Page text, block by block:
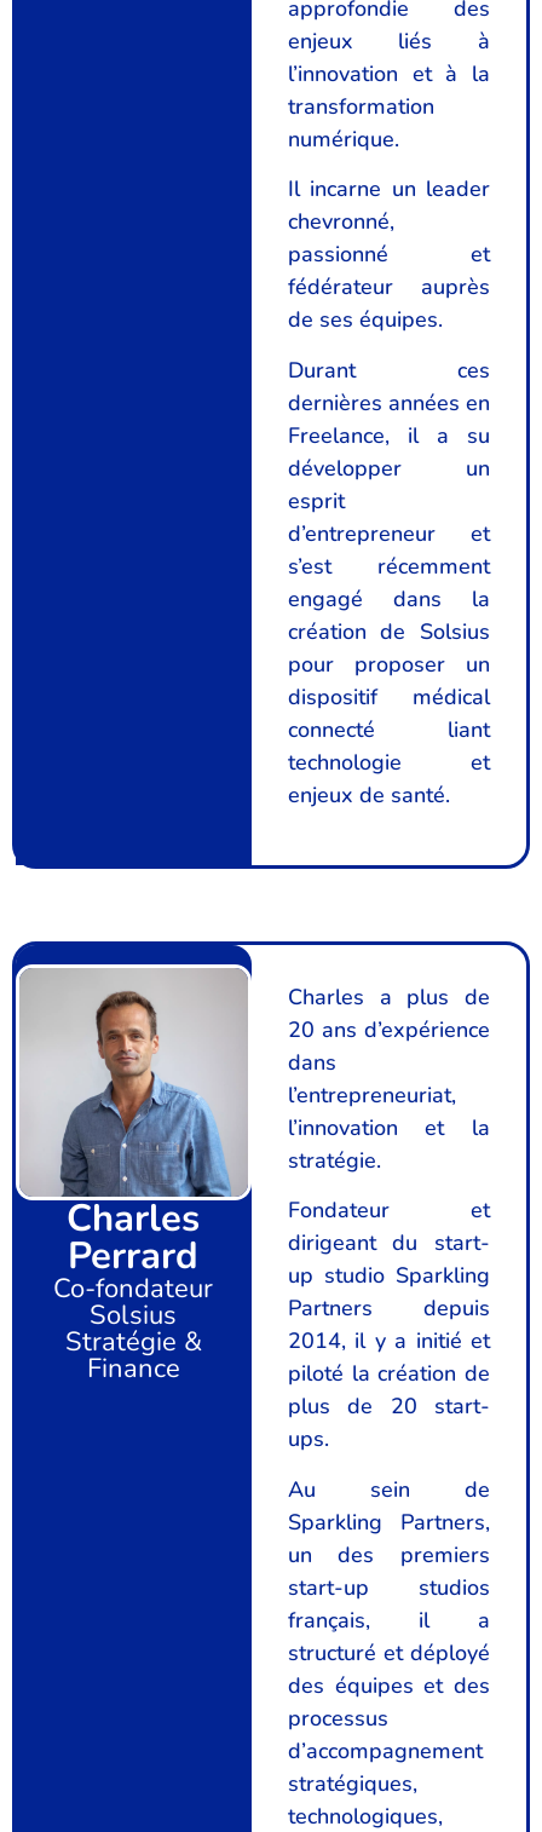
approfondie des
enjeux liés à
l’innovation et à la
transformation
numérique.
Il incarne un leader
chevronné,
passionné et
fédérateur auprès
de ses équipes.
Durant ces
dernières années en
Freelance, il a su
développer un
esprit
d’entrepreneur et
s’est récemment
engagé dans la
création de Solsius
pour proposer un
dispositif médical
connecté liant
technologie et
enjeux de santé.
Charles
Perrard
Co-fondateur
Solsius
Stratégie &
Finance
Charles a plus de
20 ans d’expérience
dans
l’entrepreneuriat,
l’innovation et la
stratégie.
Fondateur et
dirigeant du start-
up studio Sparkling
Partners depuis
2014, il y a initié et
piloté la création de
plus de 20 start-
ups.
Au sein de
Sparkling Partners,
un des premiers
start-up studios
français, il a
structuré et déployé
des équipes et des
processus
d’accompagnement
stratégiques,
technologiques,